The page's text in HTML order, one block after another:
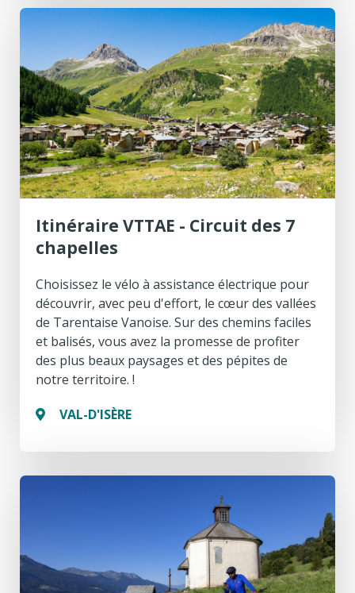
Itinéraire VTTAE - Circuit des 7
chapelles
Choisissez le vélo à assistance électrique pour
découvrir, avec peu d'effort, le cœur des vallées
de Tarentaise Vanoise. Sur des chemins faciles
et balisés, vous avez la promesse de profiter
des plus beaux paysages et des pépites de
notre territoire. !
VAL-D'ISÈRE